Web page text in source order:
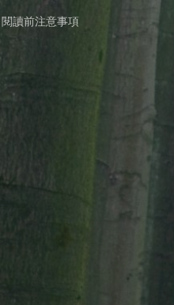
閱讀前注意事項